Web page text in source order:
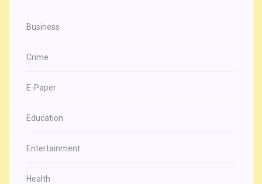
Business
Crime
E-Paper
Education
Entertainment
Health